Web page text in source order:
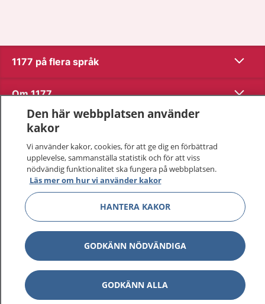
1177 på flera språk Visa
Om 1177 Visa
Kontakt
Behandling av personuppgifter
Hantering av kakor
Inställningar för kakor
1177 – en tjänst frånInera.
Den här webbplatsen använder
kakor
Vi använder kakor, cookies, för att ge dig en förbättrad
upplevelse, sammanställa statistik och för att viss
nödvändig funktionalitet ska fungera på webbplatsen.
Läs mer om hur vi använder kakor
HANTERA KAKOR
GODKÄNN NÖDVÄNDIGA
GODKÄNN ALLA